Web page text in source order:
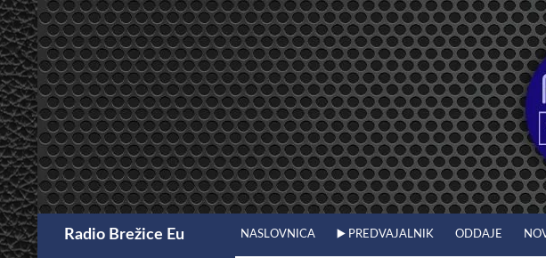
Preskoči
na
vsebino
Radio Brežice Eu NASLOVNICA ▶️ PREDVAJALNIK ODDAJE